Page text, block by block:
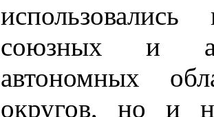
союзных и
автономных
округов, но и